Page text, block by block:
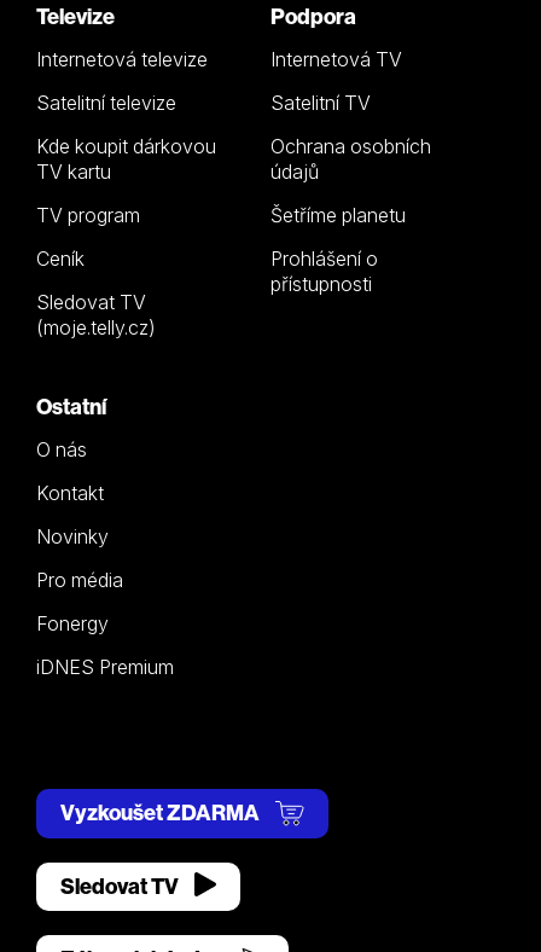
Televize
Internetová televize
Satelitní televize
Kde koupit dárkovou
TV kartu
TV program
Ceník
Sledovat TV
(moje.telly.cz)
Podpora
Internetová TV
Satelitní TV
Ochrana osobních
údajů
Šetříme planetu
Prohlášení o
přístupnosti
Ostatní
O nás
Kontakt
Novinky
Pro média
Fonergy
iDNES Premium
Vyzkoušet ZDARMA
Sledovat TV